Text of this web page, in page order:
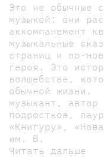
Это не обычные
музыкой: они
аккомпанемент
музыкальные
страниц и по-
героя. Это
волшебстве,
обычной жизни.
музыкант,
подростков,
«Книгуру»,
им. В.
Читать дальше